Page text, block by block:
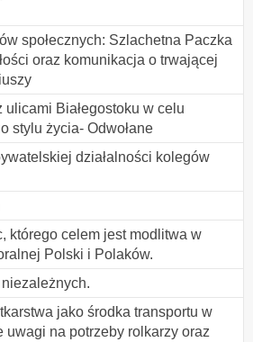
społecznych: Szlachetna Paczka
oraz komunikacja o trwającej
ulicami Białegostoku w celu
stylu życia- Odwołane
działalności kolegów
którego celem jest modlitwa w
Polski i Polaków.
jako środka transportu w
uwagi na potrzeby rolkarzy oraz